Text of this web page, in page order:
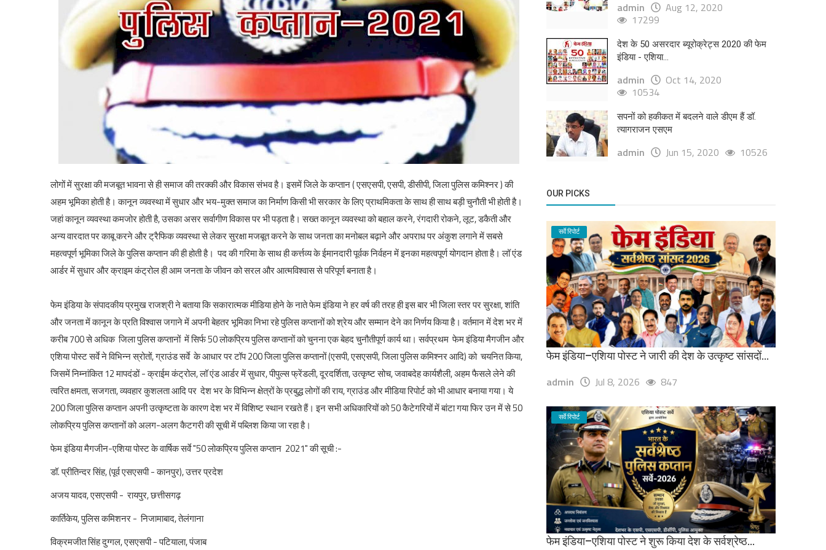
लोगों में सुरक्षा की मजबूत भावना से ही समाज की तरक्की और विकास संभव है। इसमें जिले के कप्तान ( एसएसपी, एसपी, डीसीपी, जिला पुलिस कमिश्नर ) की
अहम भूमिका होती है। कानून व्यवस्था में सुधार और भय-मुक्त समाज का निर्माण किसी भी सरकार के लिए प्राथमिकता के साथ ही साथ बड़ी चुनौती भी होती है।
जहां कानून व्यवस्था कमजोर होती है, उसका असर सर्वागीण विकास पर भी पड़ता है। सख्त कानून व्यवस्था को बहाल करने, रंगदारी रोकने, लूट, डकैती और
अन्य वारदात पर काबू करने और ट्रैफिक व्यवस्था से लेकर सुरक्षा मजबूत करने के साथ जनता का मनोबल बढ़ाने और अपराध पर अंकुश लगाने में सबसे
महत्वपूर्ण भूमिका जिले के पुलिस कप्तान की ही होती है। पद की गरिमा के साथ ही कर्त्तव्य के ईमानदारी पूर्वक निर्वहन में इनका महत्वपूर्ण योगदान होता है। लॉ एंड
आर्डर में सुधार और क्राइम कंट्रोल ही आम जनता के जीवन को सरल और आत्मविश्वास से परिपूर्ण बनाता है।
फेम इंडिया के संपादकीय प्रमुख राजश्री ने बताया कि सकारात्मक मीडिया होने के नाते फेम इंडिया ने हर वर्ष की तरह ही इस बार भी जिला स्तर पर सुरक्षा, शांति
और जनता में कानून के प्रति विश्वास जगाने में अपनी बेहतर भूमिका निभा रहे पुलिस कप्तानों को श्रेय और सम्मान देने का निर्णय किया है। वर्तमान में देश भर में
करीब 700 से अधिक जिला पुलिस कप्तानों में सिर्फ 50 लोकप्रिय पुलिस कप्तानों को चुनना एक बेहद चुनौतीपूर्ण कार्य था। सर्वप्रथम फेम इंडिया मैगजीन और
एशिया पोस्ट सर्वे ने विभिन्न स्रोतों, ग्राउंड सर्वे के आधार पर टॉप 200 जिला पुलिस कप्तानों (एसपी, एसएसपी, जिला पुलिस कमिश्नर आदि) को चयनित किया,
जिसमें निम्नांकित 12 मापदंडों - क्राईम कंट्रोल, लॉ एंड आर्डर में सुधार, पीपुल्स फ्रेंडली, दूरदर्शिता, उत्कृष्ट सोच, जवाबदेह कार्यशैली, अहम फैसले लेने की
त्वरित क्षमता, सजगता, व्यवहार कुशलता आदि पर देश भर के विभिन्न क्षेत्रों के प्रबुद्ध लोगों की राय, ग्राउंड और मीडिया रिपोर्ट को भी आधार बनाया गया। ये
200 जिला पुलिस कप्तान अपनी उत्कृष्टता के कारण देश भर में विशिष्ट स्थान रखते हैं। इन सभी अधिकारियों को 50 कैटेगरियों में बांटा गया फिर उन में से 50
लोकप्रिय पुलिस कप्तानों को अलग-अलग कैटगरी की सूची में पब्लिश किया जा रहा है।
फेम इंडिया मैगजीन-एशिया पोस्ट के वार्षिक सर्वे "50 लोकप्रिय पुलिस कप्तान 2021" की सूची :-
डॉ. प्रीतिन्दर सिंह, (पूर्व एसएसपी - कानपुर), उत्तर प्रदेश
अजय यादव, एसएसपी - रायपुर, छत्तीसगढ़
कार्तिकेय, पुलिस कमिशनर - निजामाबाद, तेलंगाना
विक्रमजीत सिंह दुग्गल, एसएसपी - पटियाला, पंजाब
admin
Aug 12, 2020
17299
देश के 50 असरदार ब्यूरोक्रेट्स 2020 की फेम
इंडिया - एशिया...
admin
Oct 14, 2020
10534
सपनों को हकीकत में बदलने वाले डीएम हैं डॉ.
त्यागराजन एसएम
admin Jun 15, 2020 10526
OUR PICKS
सर्वे रिपोर्ट
फेम इंडिया–एशिया पोस्ट ने जारी की देश के उत्कृष्ट सांसदों...
admin Jul 8, 2026 847
सर्वे रिपोर्ट
फेम इंडिया–एशिया पोस्ट ने शुरू किया देश के सर्वश्रेष्ठ...